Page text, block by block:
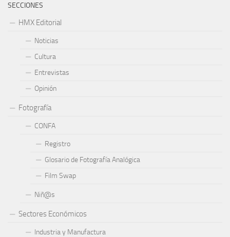
SECCIONES
HMX Editorial
Noticias
Cultura
Entrevistas
Opinión
Fotografía
CONFA
Registro
Glosario de Fotografía Analógica
Film Swap
Niñ@s
Sectores Económicos
Industria y Manufactura